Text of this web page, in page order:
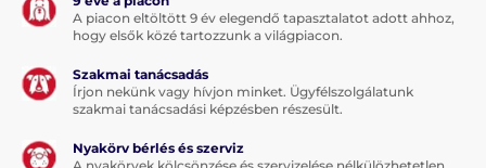
A piacon eltöltött 9 év elegendő tapasztalatot adott ahhoz,
hogy elsők közé tartozzunk a világpiacon.
Szakmai tanácsadás
Írjon nekünk vagy hívjon minket. Ügyfélszolgálatunk
szakmai tanácsadási képzésben részesült.
Nyakörv bérlés és szerviz